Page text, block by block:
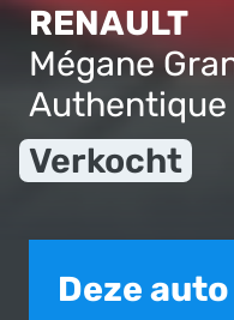
RENAULT
Mégane
Authentique
Verkocht
Deze